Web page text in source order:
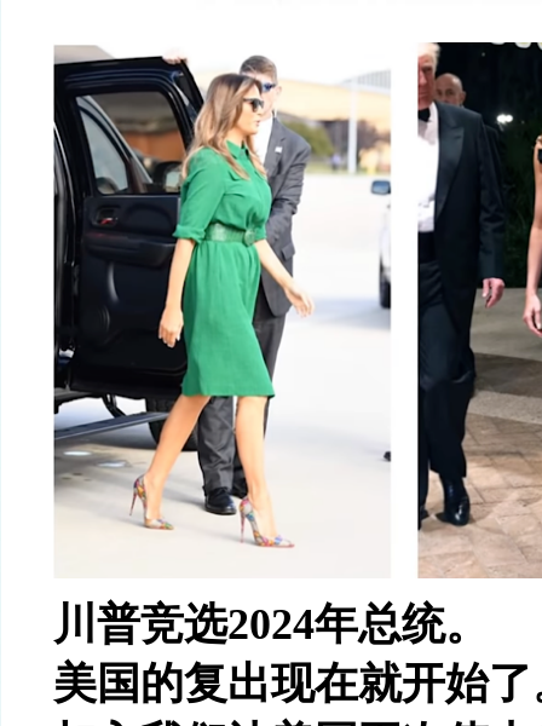
川普竞选2024年总统。
美国的复出现在就开始